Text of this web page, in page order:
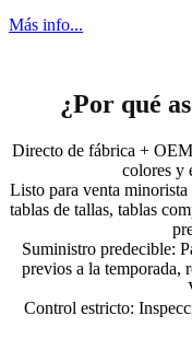
cuerda. Las hamacas
Más info...
¿Por qué
Directo de fábrica +
colores y
Listo para venta
tablas de tallas, tablas
Suministro predecible:
previos a la temporada,
Control estricto: